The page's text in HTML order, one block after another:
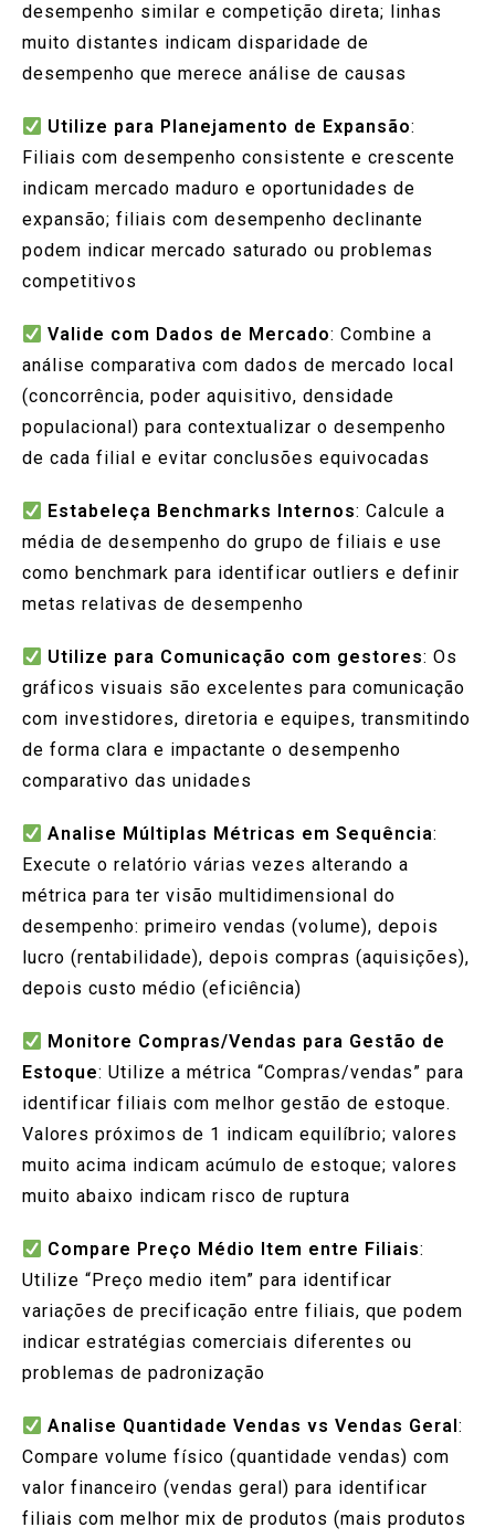
desempenho similar e competição direta; linhas
muito distantes indicam disparidade de
desempenho que merece análise de causas
Utilize para Planejamento de Expansão:
Filiais com desempenho consistente e crescente
indicam mercado maduro e oportunidades de
expansão; filiais com desempenho declinante
podem indicar mercado saturado ou problemas
competitivos
Valide com Dados de Mercado: Combine a
análise comparativa com dados de mercado local
(concorrência, poder aquisitivo, densidade
populacional) para contextualizar o desempenho
de cada filial e evitar conclusões equivocadas
Estabeleça Benchmarks Internos: Calcule a
média de desempenho do grupo de filiais e use
como benchmark para identificar outliers e definir
metas relativas de desempenho
Utilize para Comunicação com gestores: Os
gráficos visuais são excelentes para comunicação
com investidores, diretoria e equipes, transmitindo
de forma clara e impactante o desempenho
comparativo das unidades
Analise Múltiplas Métricas em Sequência:
Execute o relatório várias vezes alterando a
métrica para ter visão multidimensional do
desempenho: primeiro vendas (volume), depois
lucro (rentabilidade), depois compras (aquisições),
depois custo médio (eficiência)
Monitore Compras/Vendas para Gestão de
Estoque: Utilize a métrica “Compras/vendas” para
identificar filiais com melhor gestão de estoque.
Valores próximos de 1 indicam equilíbrio; valores
muito acima indicam acúmulo de estoque; valores
muito abaixo indicam risco de ruptura
Compare Preço Médio Item entre Filiais:
Utilize “Preço medio item” para identificar
variações de precificação entre filiais, que podem
indicar estratégias comerciais diferentes ou
problemas de padronização
Analise Quantidade Vendas vs Vendas Geral:
Compare volume físico (quantidade vendas) com
valor financeiro (vendas geral) para identificar
filiais com melhor mix de produtos (mais produtos